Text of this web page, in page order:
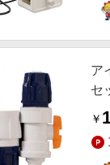
ア
セ
￥